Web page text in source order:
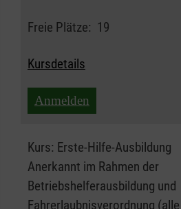
Freie Plätze: 19
Kursdetails
Anmelden
Kurs: Erste-Hilfe-Ausbildung
Anerkannt im Rahmen der
Betriebshelferausbildung und
Fahrerlaubnisverordnung